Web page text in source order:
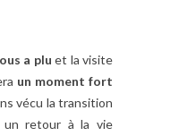
a pluet la visite
un moment fort
vécu la transition
un retour à la vie